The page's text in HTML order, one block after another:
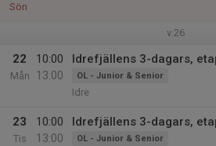
Sön
v.26
22
Mån
10:00
13:00
Idrefjällens 3-dagars,
OL - Junior & Senior
Idre
23
Tis
10:00
13:00
Idrefjällens 3-dagars,
OL - Junior & Senior